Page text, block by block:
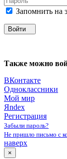
Запомнить на
Войти
Также можно
ВКонтакте
Одноклассники
Мой мир
Яndex
Регистрация
Забыли пароль?
Не пришло письмо с
наверх
×